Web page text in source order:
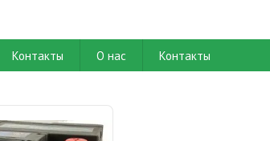
Контакты О нас Контакты